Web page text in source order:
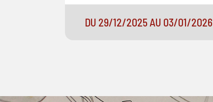
DU 29/12/2025 AU 03/01/2026